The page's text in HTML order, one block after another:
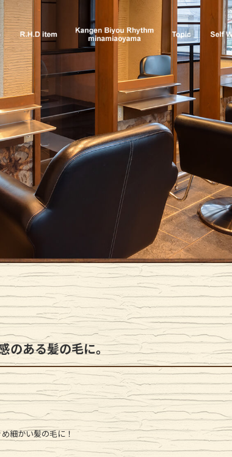
のある髪の毛に。
細かい髪の毛に！